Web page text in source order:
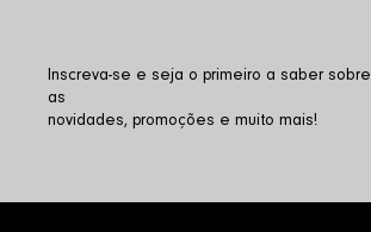
Inscreva-se e seja o primeiro a saber sobre
as
novidades, promoções e muito mais!